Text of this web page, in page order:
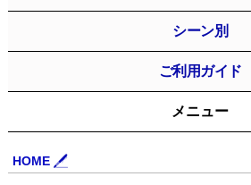
HOME
メニュー
シーン別
ご利用ガイド